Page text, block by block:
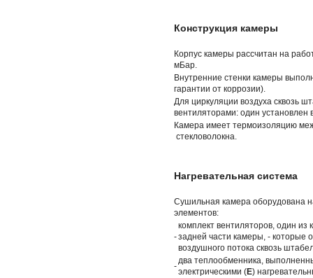
Конструкция камеры
Корпус камеры рассчитан на
мБар.
Внутренние стенки камеры
гарантии от коррозии).
Для циркуляции воздуха сквозь
вентиляторами: один установлен
Камера имеет термоизоляцию
стекловолокна.
Нагревательная система
Сушильная камера оборудована
элементов:
-
комплект вентиляторов, один из
задней части камеры, - которые
воздушного потока сквозь
-
два теплообменника,
электрическими (E)